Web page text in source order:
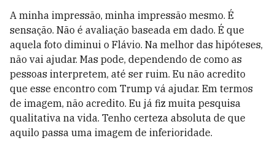
A minha impressão, minha impressão mesmo. É
sensação. Não é avaliação baseada em dado. É que
aquela foto diminui o Flávio. Na melhor das hipóteses,
não vai ajudar. Mas pode, dependendo de como as
pessoas interpretem, até ser ruim. Eu não acredito
que esse encontro com Trump vá ajudar. Em termos
de imagem, não acredito. Eu já fiz muita pesquisa
qualitativa na vida. Tenho certeza absoluta de que
aquilo passa uma imagem de inferioridade.